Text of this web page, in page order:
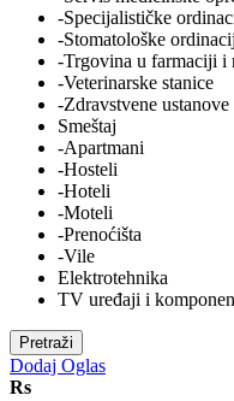
-Specijalističke
-Stomatološke
-Trgovina u farmaciji i
-Veterinarske stanice
-Zdravstvene ustanove
Smeštaj
-Apartmani
-Hosteli
-Hoteli
-Moteli
-Prenoćišta
-Vile
Elektrotehnika
TV uređaji i
Pretraži
Dodaj Oglas
Rs